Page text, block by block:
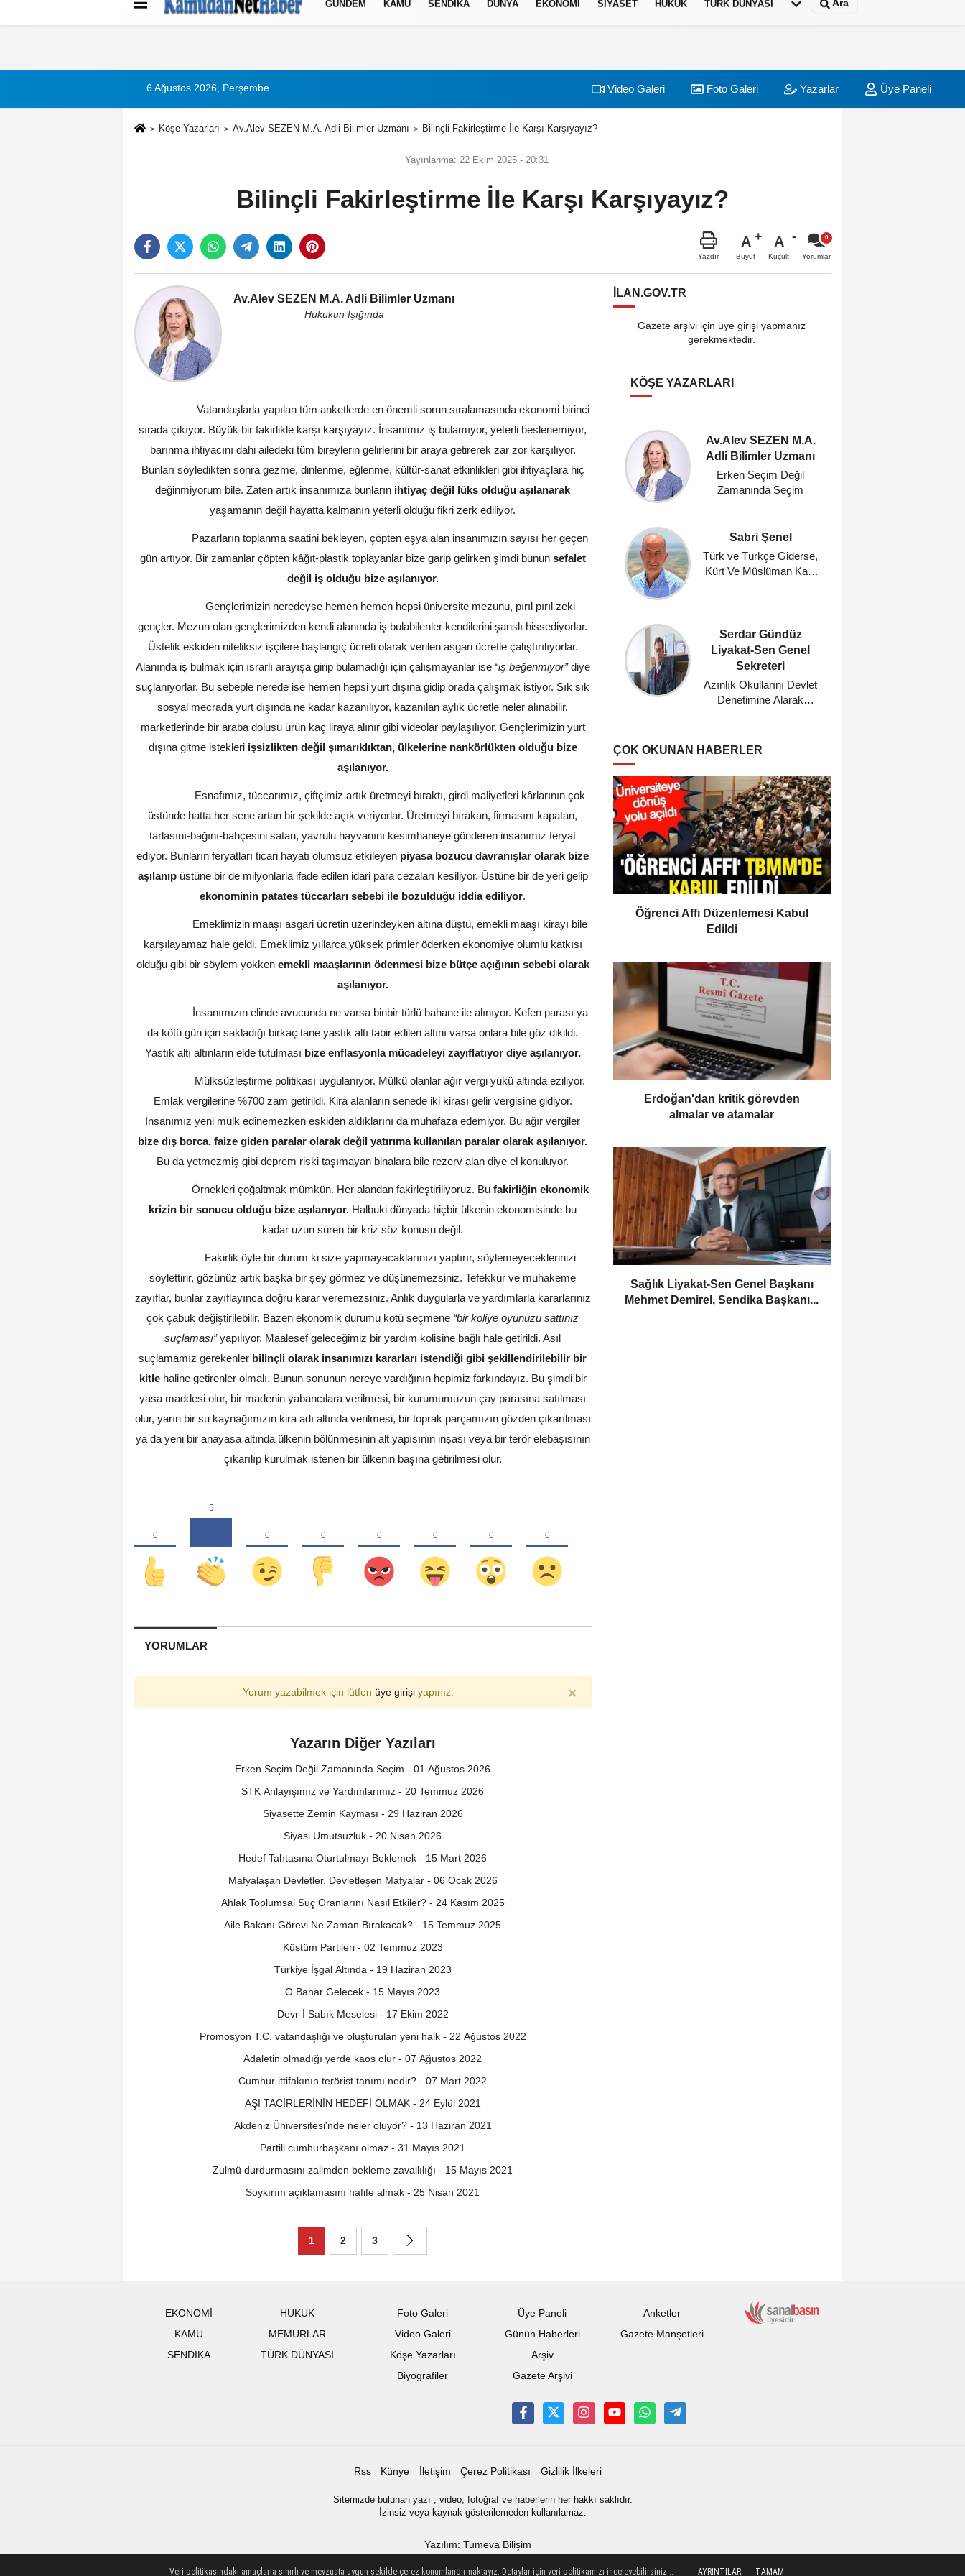
Künye İletişim Çerez Politikası
GÜNDEM KAMU SENDİKA DÜNYA EKONOMİ SİYASET HUKUK TÜRK DÜNYASI Ara
6 Ağustos 2026, Perşembe Video Galeri Foto Galeri Yazarlar Üye Paneli
Köşe Yazarları Av.Alev SEZEN M.A. Adli Bilimler Uzmanı Bilinçli Fakirleştirme İle Karşı Karşıyayız?
Yayınlanma: 22 Ekim 2025 - 20:31
Bilinçli Fakirleştirme İle Karşı Karşıyayız?
Yazdır
A
Büyüt
A
Küçült Yorumlar
Av.Alev SEZEN M.A. Adli Bilimler Uzmanı
Hukukun Işığında
Vatandaşlarla yapılan tüm anketlerde en önemli sorun sıralamasında ekonomi birinci
sırada çıkıyor. Büyük bir fakirlikle karşı karşıyayız. İnsanımız iş bulamıyor, yeterli beslenemiyor,
barınma ihtiyacını dahi ailedeki tüm bireylerin gelirlerini bir araya getirerek zar zor karşılıyor.
Bunları söyledikten sonra gezme, dinlenme, eğlenme, kültür-sanat etkinlikleri gibi ihtiyaçlara hiç
değinmiyorum bile. Zaten artık insanımıza bunların ihtiyaç değil lüks olduğu aşılanarak
yaşamanın değil hayatta kalmanın yeterli olduğu fikri zerk ediliyor.
Pazarların toplanma saatini bekleyen, çöpten eşya alan insanımızın sayısı her geçen
gün artıyor. Bir zamanlar çöpten kâğıt-plastik toplayanlar bize garip gelirken şimdi bunun sefalet
değil iş olduğu bize aşılanıyor.
Gençlerimizin neredeyse hemen hemen hepsi üniversite mezunu, pırıl pırıl zeki
gençler. Mezun olan gençlerimizden kendi alanında iş bulabilenler kendilerini şanslı hissediyorlar.
Üstelik eskiden niteliksiz işçilere başlangıç ücreti olarak verilen asgari ücretle çalıştırılıyorlar.
Alanında iş bulmak için ısrarlı arayışa girip bulamadığı için çalışmayanlar ise “iş beğenmiyor”diye
suçlanıyorlar. Bu sebeple nerede ise hemen hepsi yurt dışına gidip orada çalışmak istiyor. Sık sık
sosyal mecrada yurt dışında ne kadar kazanılıyor, kazanılan aylık ücretle neler alınabilir,
marketlerinde bir araba dolusu ürün kaç liraya alınır gibi videolar paylaşılıyor. Gençlerimizin yurt
dışına gitme istekleri işsizlikten değil şımarıklıktan, ülkelerine nankörlükten olduğu bize
aşılanıyor.
Esnafımız, tüccarımız, çiftçimiz artık üretmeyi bıraktı, girdi maliyetleri kârlarının çok
üstünde hatta her sene artan bir şekilde açık veriyorlar. Üretmeyi bırakan, firmasını kapatan,
tarlasını-bağını-bahçesini satan, yavrulu hayvanını kesimhaneye gönderen insanımız feryat
ediyor. Bunların feryatları ticari hayatı olumsuz etkileyen piyasa bozucu davranışlar olarak bize
aşılanıpüstüne bir de milyonlarla ifade edilen idari para cezaları kesiliyor. Üstüne bir de yeri gelip
ekonominin patates tüccarları sebebi ile bozulduğu iddia ediliyor.
Emeklimizin maaşı asgari ücretin üzerindeyken altına düştü, emekli maaşı kirayı bile
karşılayamaz hale geldi. Emeklimiz yıllarca yüksek primler öderken ekonomiye olumlu katkısı
olduğu gibi bir söylem yokken emekli maaşlarının ödenmesi bize bütçe açığının sebebi olarak
aşılanıyor.
İnsanımızın elinde avucunda ne varsa binbir türlü bahane ile alınıyor. Kefen parası ya
da kötü gün için sakladığı birkaç tane yastık altı tabir edilen altını varsa onlara bile göz dikildi.
Yastık altı altınların elde tutulması bize enflasyonla mücadeleyi zayıflatıyor diye aşılanıyor.
Mülksüzleştirme politikası uygulanıyor. Mülkü olanlar ağır vergi yükü altında eziliyor.
Emlak vergilerine %700 zam getirildi. Kira alanların senede iki kirası gelir vergisine gidiyor.
İnsanımız yeni mülk edinemezken eskiden aldıklarını da muhafaza edemiyor. Bu ağır vergiler
bize dış borca, faize giden paralar olarak değil yatırıma kullanılan paralar olarak aşılanıyor.
Bu da yetmezmiş gibi deprem riski taşımayan binalara bile rezerv alan diye el konuluyor.
Örnekleri çoğaltmak mümkün. Her alandan fakirleştiriliyoruz. Bu fakirliğin ekonomik
krizin bir sonucu olduğu bize aşılanıyor. Halbuki dünyada hiçbir ülkenin ekonomisinde bu
kadar uzun süren bir kriz söz konusu değil.
Fakirlik öyle bir durum ki size yapmayacaklarınızı yaptırır, söylemeyeceklerinizi
söylettirir, gözünüz artık başka bir şey görmez ve düşünemezsiniz. Tefekkür ve muhakeme
zayıflar, bunlar zayıflayınca doğru karar veremezsiniz. Anlık duygularla ve yardımlarla kararlarınız
çok çabuk değiştirilebilir. Bazen ekonomik durumu kötü seçmene “bir koliye oyunuzu sattınız
suçlaması”yapılıyor. Maalesef geleceğimiz bir yardım kolisine bağlı hale getirildi. Asıl
suçlamamız gerekenler bilinçli olarak insanımızı kararları istendiği gibi şekillendirilebilir bir
kitlehaline getirenler olmalı. Bunun sonunun nereye vardığının hepimiz farkındayız. Bu şimdi bir
yasa maddesi olur, bir madenin yabancılara verilmesi, bir kurumumuzun çay parasına satılması
olur, yarın bir su kaynağımızın kira adı altında verilmesi, bir toprak parçamızın gözden çıkarılması
ya da yeni bir anayasa altında ülkenin bölünmesinin alt yapısının inşası veya bir terör elebaşısının
çıkarılıp kurulmak istenen bir ülkenin başına getirilmesi olur.
YORUMLAR
Yorum yazabilmek için lütfen üye girişiyapınız. ×
Yazarın Diğer Yazıları
Erken Seçim Değil Zamanında Seçim - 01 Ağustos 2026
STK Anlayışımız ve Yardımlarımız - 20 Temmuz 2026
Siyasette Zemin Kayması - 29 Haziran 2026
Siyasi Umutsuzluk - 20 Nisan 2026
Hedef Tahtasına Oturtulmayı Beklemek - 15 Mart 2026
Mafyalaşan Devletler, Devletleşen Mafyalar - 06 Ocak 2026
Ahlak Toplumsal Suç Oranlarını Nasıl Etkiler? - 24 Kasım 2025
Aile Bakanı Görevi Ne Zaman Bırakacak? - 15 Temmuz 2025
Küstüm Partileri - 02 Temmuz 2023
Türkiye İşgal Altında - 19 Haziran 2023
O Bahar Gelecek - 15 Mayıs 2023
Devr-İ Sabık Meselesi - 17 Ekim 2022
Promosyon T.C. vatandaşlığı ve oluşturulan yeni halk - 22 Ağustos 2022
Adaletin olmadığı yerde kaos olur - 07 Ağustos 2022
Cumhur ittifakının terörist tanımı nedir? - 07 Mart 2022
AŞI TACİRLERİNİN HEDEFİ OLMAK - 24 Eylül 2021
Akdeniz Üniversitesi'nde neler oluyor? - 13 Haziran 2021
Partili cumhurbaşkanı olmaz - 31 Mayıs 2021
Zulmü durdurmasını zalimden bekleme zavallılığı - 15 Mayıs 2021
Soykırım açıklamasını hafife almak - 25 Nisan 2021
1 2 3
ILAN.GOV.TR
Gazete arşivi için üye girişi yapmanız
gerekmektedir.
KÖŞE YAZARLARI
Kutlu Rüyalar Görmeliyiz
Köksal Cengiz
Destanlar Burcundayım!
Şevket Sezer
Türklerde Hayvan
Sevgisi Ve Mancacılık
Av.Alev SEZEN M.A.
Adli Bilimler Uzmanı
Erken Seçim Değil
Zamanında Seçim
Sabri Şenel
Türk ve Türkçe Giderse,
Kürt Ve Müslüman Kalır
Serdar Gündüz
Liyakat-Sen Genel
Sekreteri
Azınlık Okullarını Devlet
Denetimine Alarak
Mustafa Kemal Atatürk'e
ÇOK OKUNAN HABERLER
Öğrenci Affı Düzenlemesi Kabul
Edildi
Erdoğan'dan kritik görevden
almalar ve atamalar
​Sağlık Liyakat-Sen Genel Başkanı
Mehmet Demirel, Sendika Başkanı...
EKONOMİ
HUKUK
KAMU
MEMURLAR
SENDİKA
TÜRK DÜNYASI
Foto Galeri
Video Galeri
Köşe Yazarları
Biyografiler
Üye Paneli
Günün Haberleri
Arşiv
Gazete Arşivi
Anketler
Gazete Manşetleri
Rss Künye İletişim Çerez Politikası Gizlilik İlkeleri
Sitemizde bulunan yazı , video, fotoğraf ve haberlerin her hakkı saklıdır.
İzinsiz veya kaynak gösterilemeden kullanılamaz.
Yazılım: Tumeva Bilişim
Veri politikasındaki amaçlarla sınırlı ve mevzuata uygun şekilde çerez konumlandırmaktayız. Detaylar için veri politikamızı inceleyebilirsiniz... AYRINTILAR TAMAM